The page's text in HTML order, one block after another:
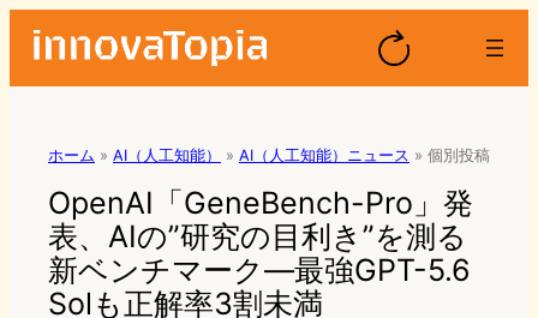
ホーム » AI（人工知能） » AI（人工知能）ニュース » 個別投稿
OpenAI「GeneBench-Pro」発
表、AIの”研究の目利き”を測る
新ベンチマーク—最強GPT-5.6
Solも正解率3割未満